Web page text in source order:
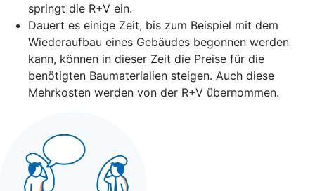
springt die R+V ein.
Dauert es einige Zeit, bis zum Beispiel mit dem
Wiederaufbau eines Gebäudes begonnen werden
kann, können in dieser Zeit die Preise für die
benötigten Baumaterialien steigen. Auch diese
Mehrkosten werden von der R+V übernommen.